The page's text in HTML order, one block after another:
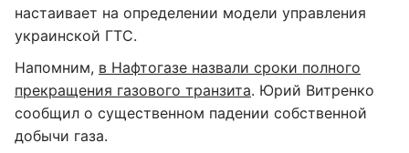
настаивает на определении модели управления
украинской ГТС.
Напомним, в Нафтогазе назвали сроки полного
прекращения газового транзита. Юрий Витренко
сообщил о существенном падении собственной
добычи газа.